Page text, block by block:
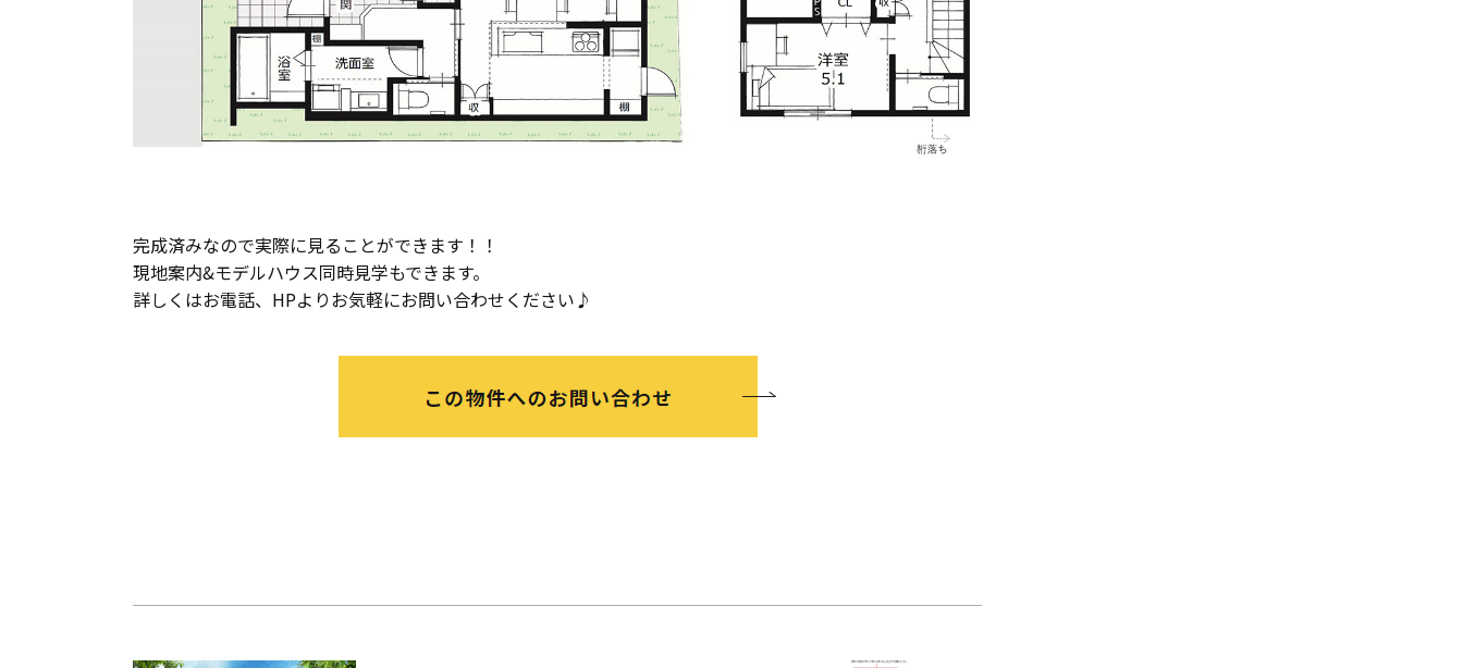
完成済みなので実際に見ることができます！！
現地案内&モデルハウス同時見学もできます。
詳しくはお電話、HPよりお気軽にお問い合わせください♪